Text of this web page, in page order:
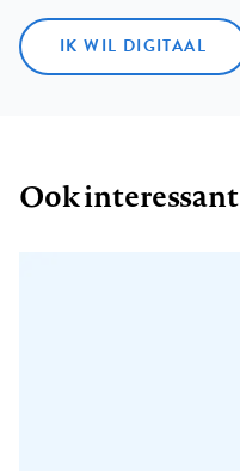
IK WIL DIGITAAL
Ook interessant